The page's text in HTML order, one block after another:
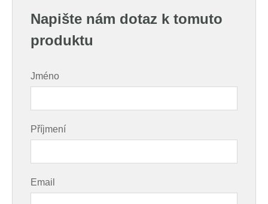
Napište nám dotaz k tomuto
produktu
Jméno
Příjmení
Email